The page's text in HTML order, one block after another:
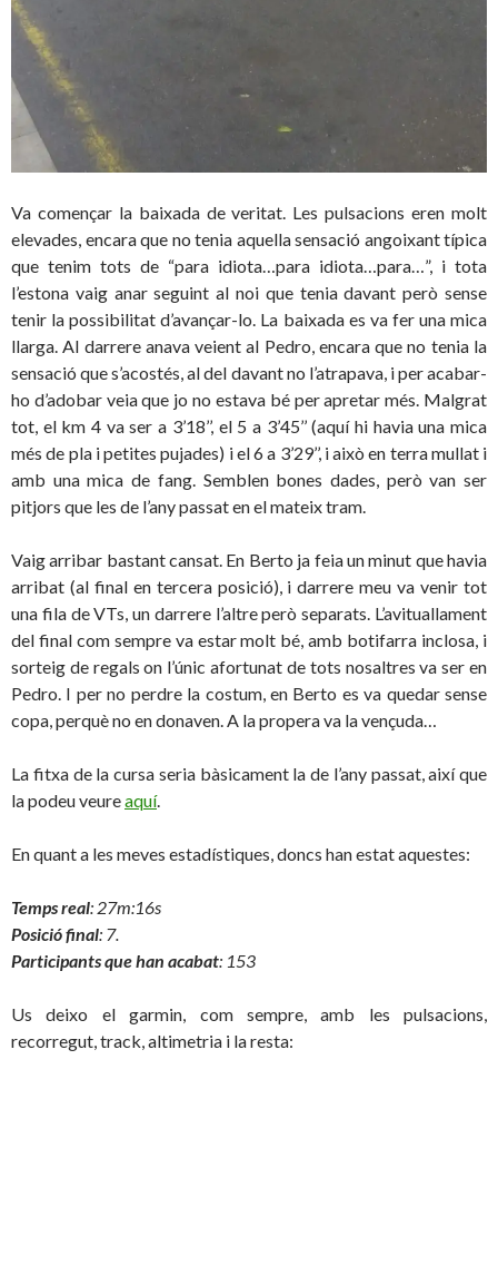
Va començar la baixada de veritat. Les pulsacions eren molt
elevades, encara que no tenia aquella sensació angoixant típica
que tenim tots de “para idiota…para idiota…para…”, i tota
l’estona vaig anar seguint al noi que tenia davant però sense
tenir la possibilitat d’avançar-lo. La baixada es va fer una mica
llarga. Al darrere anava veient al Pedro, encara que no tenia la
sensació que s’acostés, al del davant no l’atrapava, i per acabar-
ho d’adobar veia que jo no estava bé per apretar més. Malgrat
tot, el km 4 va ser a 3’18’’, el 5 a 3’45’’ (aquí hi havia una mica
més de pla i petites pujades) i el 6 a 3’29’’, i això en terra mullat i
amb una mica de fang. Semblen bones dades, però van ser
pitjors que les de l’any passat en el mateix tram.
Vaig arribar bastant cansat. En Berto ja feia un minut que havia
arribat (al final en tercera posició), i darrere meu va venir tot
una fila de VTs, un darrere l’altre però separats. L’avituallament
del final com sempre va estar molt bé, amb botifarra inclosa, i
sorteig de regals on l’únic afortunat de tots nosaltres va ser en
Pedro. I per no perdre la costum, en Berto es va quedar sense
copa, perquè no en donaven. A la propera va la vençuda…
La fitxa de la cursa seria bàsicament la de l’any passat, així que
la podeu veureaquí.
En quant a les meves estadístiques, doncs han estat aquestes:
Temps real: 27m:16s
Posició final: 7.
Participants que han acabat: 153
Us deixo el garmin, com sempre, amb les pulsacions,
recorregut, track, altimetria i la resta: